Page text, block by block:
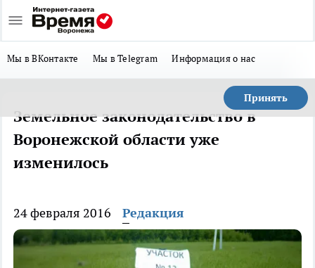
Мы в ВКонтакте Мы в Telegram Информация о нас
Принять
Земельное законодательство в
Воронежской области уже
изменилось
24 февраля 2016 Редакция